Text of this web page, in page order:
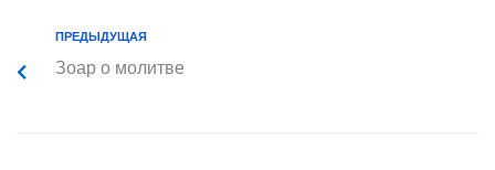
ПРЕДЫДУЩАЯ
Зоар о молитве